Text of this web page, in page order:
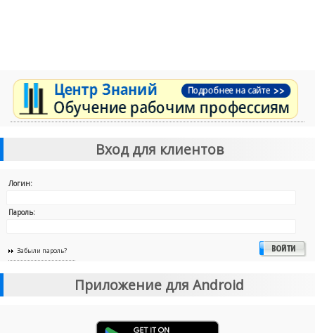
Вход для клиентов
Логин:
Пароль:
Забыли пароль?
Приложение для Android